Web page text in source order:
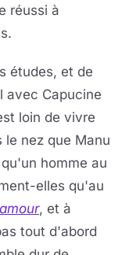
réussi à
études, et de
avec Capucine
loin de vivre
nez que Manu
homme au
elles qu'au
, et à
tout d'abord